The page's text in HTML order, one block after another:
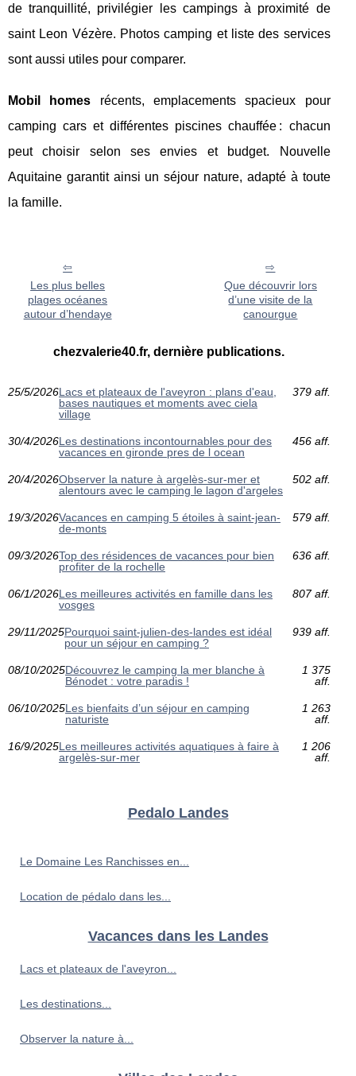
de tranquillité, privilégier les campings à proximité de
saint Leon Vézère. Photos camping et liste des services
sont aussi utiles pour comparer.
Mobil homes récents, emplacements spacieux pour
camping cars et différentes piscines chauffée : chacun
peut choisir selon ses envies et budget. Nouvelle
Aquitaine garantit ainsi un séjour nature, adapté à toute
la famille.
Les plus belles
plages océanes
autour d’hendaye
Que découvrir lors
d’une visite de la
canourgue
chezvalerie40.fr, dernière publications.
25/5/2026Lacs et plateaux de l'aveyron : plans d'eau,
bases nautiques et moments avec ciela
village
379 aff.
30/4/2026Les destinations incontournables pour des
vacances en gironde pres de l ocean
456 aff.
20/4/2026Observer la nature à argelès-sur-mer et
alentours avec le camping le lagon d'argeles
502 aff.
19/3/2026Vacances en camping 5 étoiles à saint-jean-
de-monts
579 aff.
09/3/2026Top des résidences de vacances pour bien
profiter de la rochelle
636 aff.
06/1/2026Les meilleures activités en famille dans les
vosges
807 aff.
29/11/2025Pourquoi saint-julien-des-landes est idéal
pour un séjour en camping ?
939 aff.
08/10/2025Découvrez le camping la mer blanche à
Bénodet : votre paradis !
1 375
aff.
06/10/2025Les bienfaits d’un séjour en camping
naturiste
1 263
aff.
16/9/2025Les meilleures activités aquatiques à faire à
argelès-sur-mer
1 206
aff.
Pedalo Landes
Le Domaine Les Ranchisses en...
Location de pédalo dans les...
Vacances dans les Landes
Lacs et plateaux de l'aveyron...
Les destinations...
Observer la nature à...